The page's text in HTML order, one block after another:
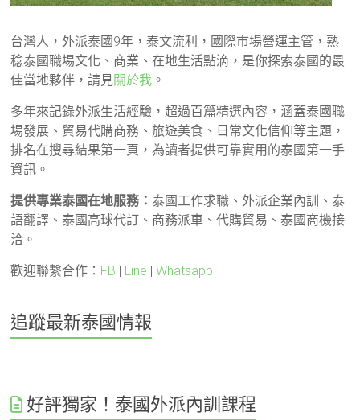
台灣人，外派泰國9年，泰文流利，國際市場營運主管，熟
稔泰國職場文化、商業、在地生活點滴，是你探索泰國的最
佳當地夥伴，請見關於我 。
多年來記錄外派生活經驗，超過百篇精選內容，涵蓋泰國職
場發展、貿易代購商務、旅遊美食、日常文化信仰等主題，
排名在搜尋結果第一頁，為讀者提供可靠實用的泰國第一手
資訊。
提供專業泰國在地服務：泰國工作求職、外派企業內訓、泰
語翻譯、泰國高球代訂、商務派車、代購貿易、泰國商機接
洽。
歡迎聯繫合作： FB | Line |Whatsapp
追蹤最新泰國情報
好評獨家！泰國外派內訓課程